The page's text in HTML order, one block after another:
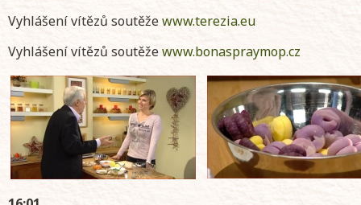
Vyhlášení vítězů soutěžewww.terezia.eu
Vyhlášení vítězů soutěžewww.bonaspraymop.cz